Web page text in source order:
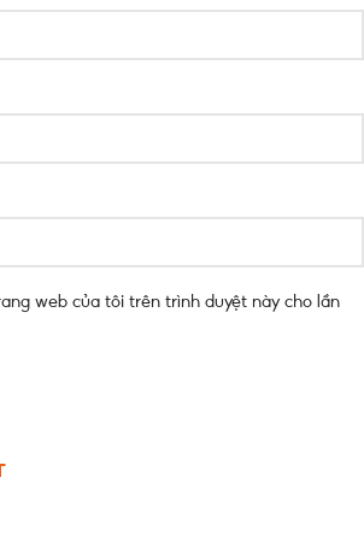
web của tôi trên trình duyệt này cho lần